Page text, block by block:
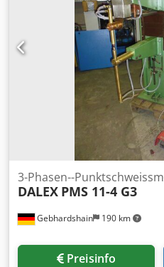
Gebhardshain 190 km
3-Phasen--
DALEX PMS 11-4 G3
Preisinfo